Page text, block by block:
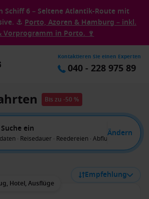
Schiff 6 – Seltene Atlantik-Route mit
⚓ Porto, Azoren & Hamburg – inkl.
Vorprogramm in Porto. 🍷
Kontaktieren Sie einen Experten
040 - 228 975 89
Bis zu -50 %
ein
· Reisedauer · Reedereien · Abflug von
Ändern
Empfehlung
Hotel, Ausflüge